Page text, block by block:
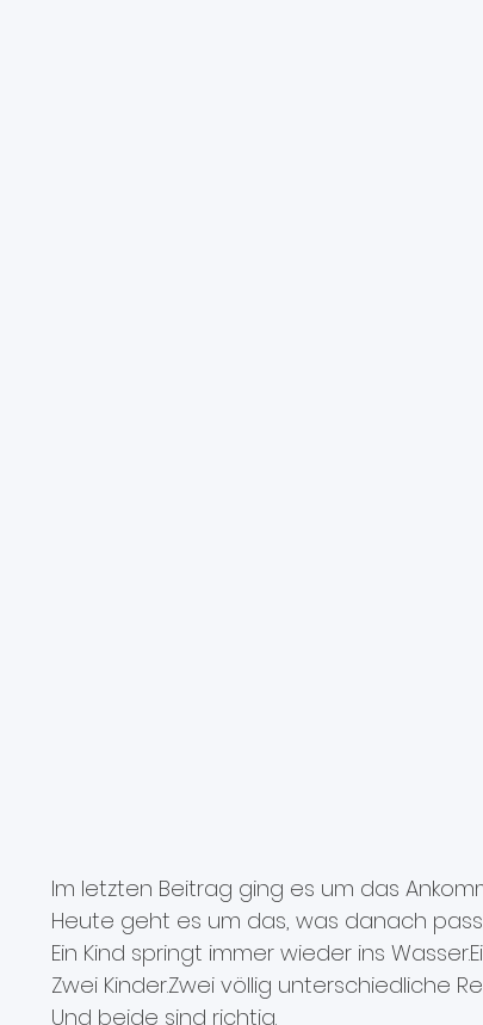
Im letzten Beitrag ging es um das
Heute geht es um das, was danach
Ein Kind springt immer wieder ins
Zwei Kinder.Zwei völlig unterschiedliche
Und beide sind richtig.